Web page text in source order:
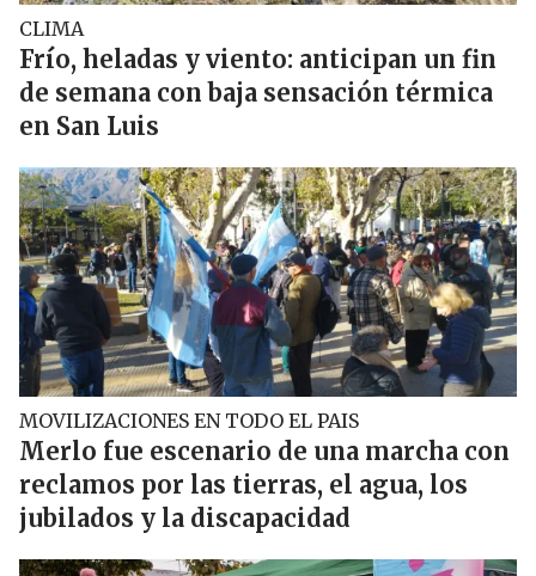
CLIMA
Frío, heladas y viento: anticipan un fin
de semana con baja sensación térmica
en San Luis
MOVILIZACIONES EN TODO EL PAIS
Merlo fue escenario de una marcha con
reclamos por las tierras, el agua, los
jubilados y la discapacidad